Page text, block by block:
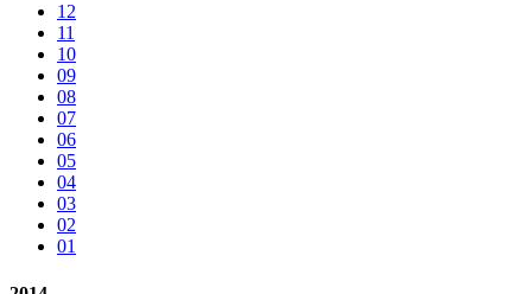
12
11
10
09
08
07
06
05
04
03
02
01